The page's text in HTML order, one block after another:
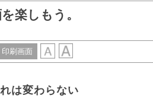
楽しもう。
印刷画面
は変わらない